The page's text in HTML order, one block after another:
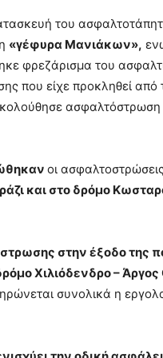
του
«γέφυρα Μανιάκων»,
φρεζάρισμα του
που είχε προκληθεί
ασφαλτόστρωση
οι
και στο δρόμο
στην έξοδο της
Χιλιόδενδρο – Άργος
συνολικά η